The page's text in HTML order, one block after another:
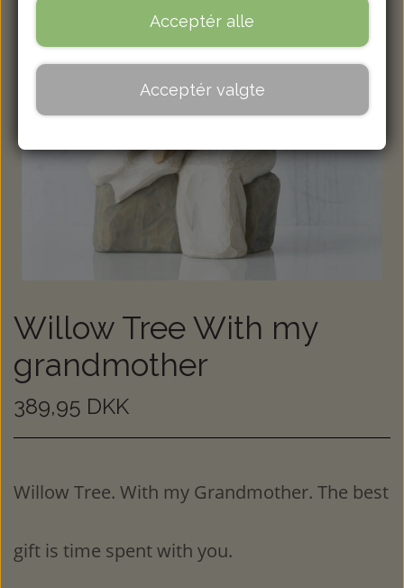
Willow Tree With my
grandmother
389,95 DKK
Willow Tree. With my Grandmother. The best
gift is time spent with you.
Acceptér alle
Acceptér valgte